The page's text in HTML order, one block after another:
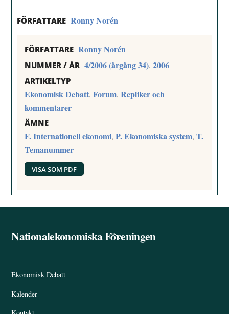
FÖRFATTARE Ronny Norén
FÖRFATTARE Ronny Norén
NUMMER / ÅR 4/2006 (årgång 34),2006
ARTIKELTYP
Ekonomisk Debatt,Forum,Repliker och
kommentarer
ÄMNE
F. Internationell ekonomi,P. Ekonomiska system,T.
Temanummer
VISA SOM PDF
Back
Nationalekonomiska Föreningen
Ekonomisk Debatt
Kalender